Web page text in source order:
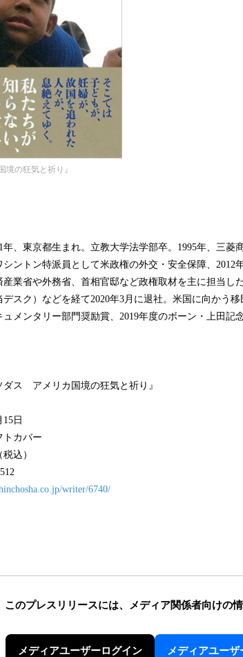
境の狂気と祈り』
年、東京都生まれ。立教大学法学部卒。1995年、三菱
シントン特派員として米政権の外交・安全保障、2012
業省や外務省、首相官邸など政権取材を主に担当し
スク）などを経て2020年3月に退社。米国に向かう移
メンタリー部門奨励賞、2019年度のボーン・上田記
ダス アメリカ国境の狂気と祈り』
15日
トカバー
込）
writer/6740/
このプレスリリースには、 メディア関係者向けの
メディアユーザーログイン メディアユー